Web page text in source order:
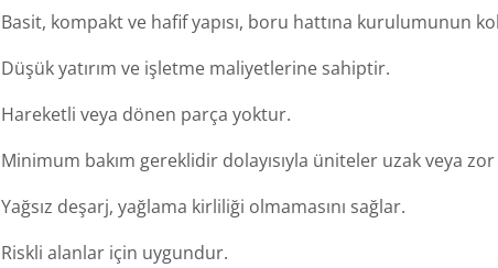
Basit, kompakt ve hafif yapısı, boru hattına kurulumunun
Düşük yatırım ve işletme maliyetlerine sahiptir.
Hareketli veya dönen parça yoktur.
Minimum bakım gereklidir dolayısıyla üniteler uzak veya
Yağsız deşarj, yağlama kirliliği olmamasını sağlar.
Riskli alanlar için uygundur.